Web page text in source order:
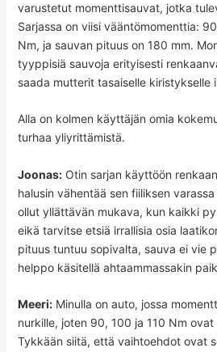
varustetut momenttisauvat, jotka
Sarjassa on viisi vääntömomenttia:
Nm, ja sauvan pituus on 180 mm.
tyyppisiä sauvoja erityisesti
saada mutterit tasaiselle kiristykselle
Alla on kolmen käyttäjän omia
turhaa yliyrittämistä.
Joonas:Otin sarjan käyttöön
halusin vähentää sen fiiliksen
ollut yllättävän mukava, kun kaikki
eikä tarvitse etsiä irrallisia osia
pituus tuntuu sopivalta, sauva ei vie
helppo käsitellä ahtaammassakin
Meeri:Minulla on auto, jossa
nurkille, joten 90, 100 ja 110 Nm
Tykkään siitä, että vaihtoehdot ovat